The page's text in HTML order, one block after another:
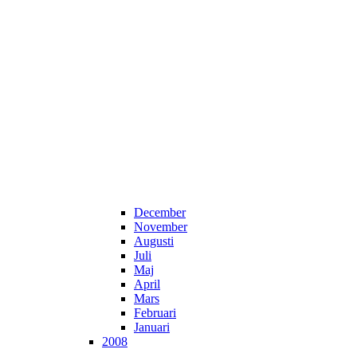
December
November
Augusti
Juli
Maj
April
Mars
Februari
Januari
2008